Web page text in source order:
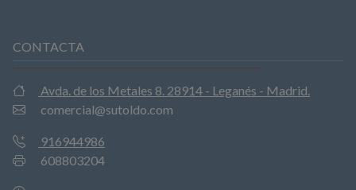
CONTACTA
Avda. de los Metales 8. 28914 - Leganés - Madrid.
comercial@sutoldo.com
916944986
608803204